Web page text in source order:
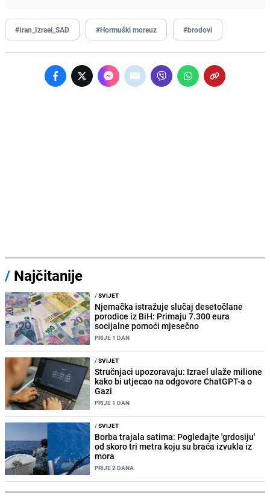
#Iran_Izrael_SAD #Hormuški moreuz #brodovi
/ Najčitanije
/SVIJET
Njemačka istražuje slučaj desetočlane
porodice iz BiH: Primaju 7.300 eura
socijalne pomoći mjesečno
PRIJE 1 DAN
/SVIJET
Stručnjaci upozoravaju: Izrael ulaže milione
kako bi utjecao na odgovore ChatGPT-a o
Gazi
PRIJE 1 DAN
/SVIJET
Borba trajala satima: Pogledajte 'grdosiju'
od skoro tri metra koju su braća izvukla iz
mora
PRIJE 2 DANA